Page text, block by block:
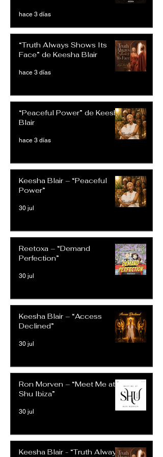
hace 3 días
“Truth Always Shows Its
Face” de Keesha Blair
hace 3 días
“Peaceful Power” de Keesha
Blair
hace 3 días
Keesha Blair – “Peaceful
Power”
30 jul
Reetoxa – “Demand
Perfection”
30 jul
Keesha Blair – “Access
Declined”
30 jul
Ron Morven – “Meet Me at
Shu Ibiza”
30 jul
Keesha Blair - “Truth Always